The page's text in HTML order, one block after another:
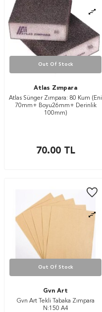
Out Of Stock
Atlas Zımpara
Atlas Sünger Zımpara: 80 Kum (Eni
70mm+ Boyu26mm+ Derinlik
100mm)
70.00TL
Out Of Stock
Gvn Art
Gvn Art Tekli Tabaka Zımpara
N:150 A4